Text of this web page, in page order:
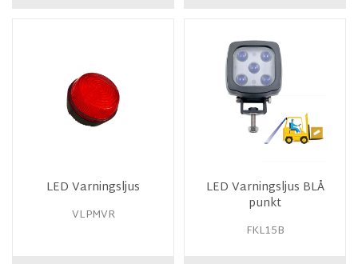
LED Varningsljus
VLPMVR
LED Varningsljus BLÅ
punkt
FKL15B